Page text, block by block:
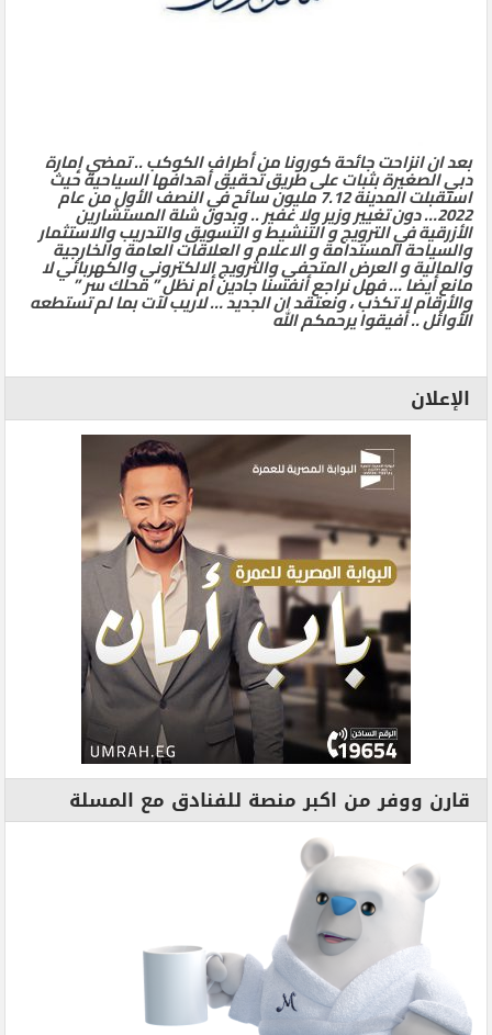
بعد ان انزاحت جائحة كورونا من أطراف الكوكب .. تمضي إمارة
دبي الصغيرة بثبات على طريق تحقيق أهدافها السياحية حيث
استقبلت المدينة 7.12 مليون سائح في النصف الأول من عام
2022… دون تغيير وزير ولا غفير .. وبدون شلة المستشارين
الأزرقية في الترويج و التنشيط و التسويق والتدريب والاستثمار
والسياحة المستدامة و الاعلام و العلاقات العامة والخارجية
والمالية و العرض المتحفي والترويج الالكتروني والكهربائي لا
مانع أيضا … فهل نراجع أنفسنا جادين أم نظل ” محلك سر ”
والأرقام لا تكذب ، ونعتقد ان الجديد … لاريب لآت بما لم تستطعه
الأوائل .. أفيقوا يرحمكم الله
الإعلان
قارن ووفر من اكبر منصة للفنادق مع المسلة